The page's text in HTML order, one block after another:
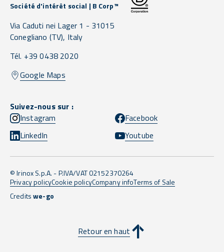
Société d'intérêt social | B Corp™
Via Caduti nei Lager 1 - 31015
Conegliano (TV), Italy
Tél. +39 0438 2020
Google Maps
Suivez-nous sur :
Instagram
Facebook
LinkedIn
Youtube
© Irinox S.p.A. - P.IVA/VAT 02152370264
Privacy policyCookie policyCompany infoTerms of Sale
Creditswe-go
Retour en haut